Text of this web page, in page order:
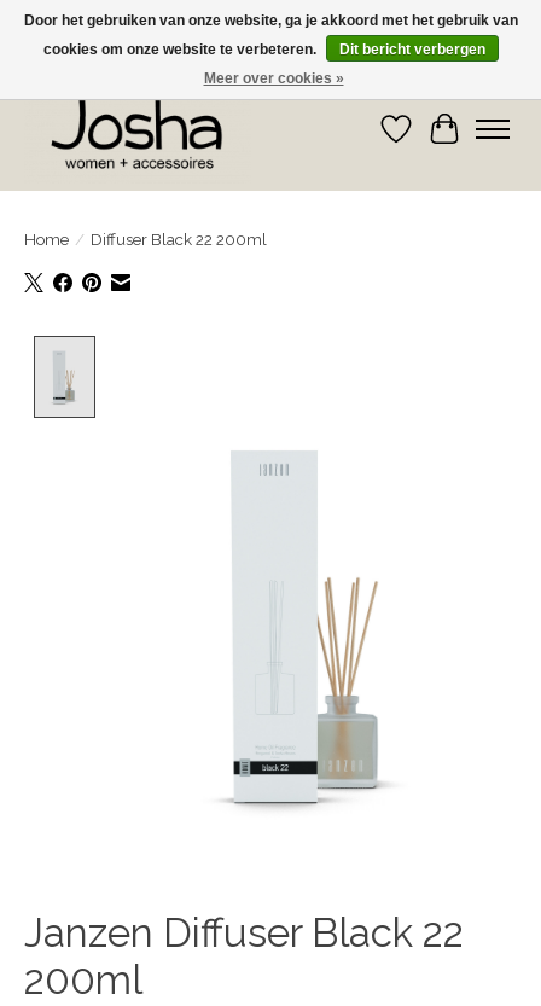
GRATIS OPHALEN IN DE WINKEL EN GRATIS VERZENDING VANAF € 75,00
Verlanglijst
Home / Diffuser Black 22 200ml
Janzen Diffuser Black 22
200ml
Door het gebruiken van onze website, ga je akkoord met het gebruik van
cookies om onze website te verbeteren.
Dit bericht verbergen
Meer over cookies »